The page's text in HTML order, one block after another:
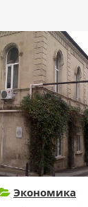
Экономика